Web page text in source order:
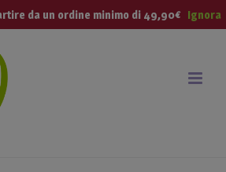
da un ordine minimo di 49,90€ Ignora
modal-check